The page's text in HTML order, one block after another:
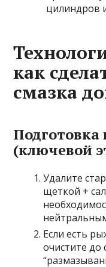
цилиндров
как
смазка
Подготовка
(ключевой
Удалите
щеткой +
Если есть
очистите до